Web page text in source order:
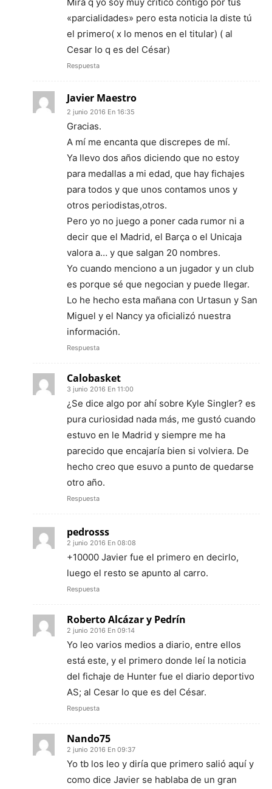
«parcialidades» pero esta noticia la diste tú
el primero( x lo menos en el titular) ( al
Cesar lo q es del César)
Respuesta
Javier Maestro
2 junio 2016 En 16:35
Gracias.
A mí me encanta que discrepes de mí.
Ya llevo dos años diciendo que no estoy
para medallas a mi edad, que hay fichajes
para todos y que unos contamos unos y
otros periodistas,otros.
Pero yo no juego a poner cada rumor ni a
decir que el Madrid, el Barça o el Unicaja
valora a… y que salgan 20 nombres.
Yo cuando menciono a un jugador y un club
es porque sé que negocian y puede llegar.
Lo he hecho esta mañana con Urtasun y San
Miguel y el Nancy ya oficializó nuestra
información.
Respuesta
Calobasket
3 junio 2016 En 11:00
¿Se dice algo por ahí sobre Kyle Singler? es
pura curiosidad nada más, me gustó cuando
estuvo en le Madrid y siempre me ha
parecido que encajaría bien si volviera. De
hecho creo que esuvo a punto de quedarse
otro año.
Respuesta
pedrosss
2 junio 2016 En 08:08
+10000 Javier fue el primero en decirlo,
luego el resto se apunto al carro.
Respuesta
Roberto Alcázar y Pedrín
2 junio 2016 En 09:14
Yo leo varios medios a diario, entre ellos
está este, y el primero donde leí la noticia
del fichaje de Hunter fue el diario deportivo
AS; al Cesar lo que es del César.
Respuesta
Nando75
2 junio 2016 En 09:37
Yo tb los leo y diría que primero salió aquí y
como dice Javier se hablaba de un gran